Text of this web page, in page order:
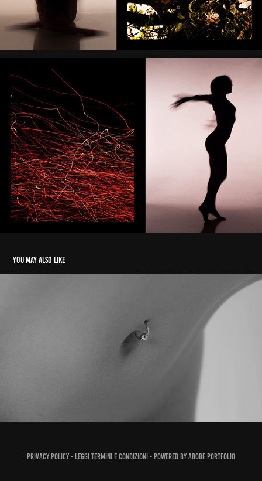
You may also like
Ph vincenzo del negro 2018/19
2022
Privacy policy - Leggi Termini e Condizioni - Powered byAdobe Portfolio